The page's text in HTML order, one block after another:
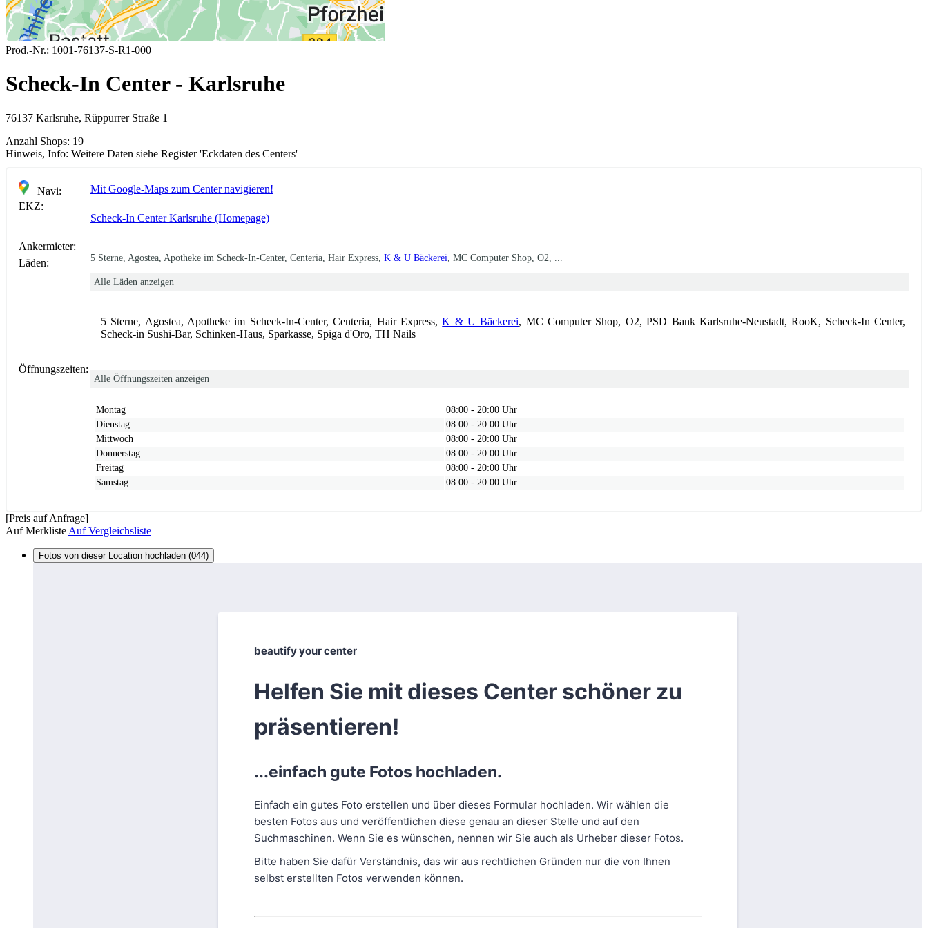
Prod.-Nr.: 1001-76137-S-R1-000
Scheck-In Center - Karlsruhe
76137 Karlsruhe, Rüppurrer Straße 1
Anzahl Shops: 19
Hinweis, Info: Weitere Daten siehe Register 'Eckdaten des Centers'
Navi:
Mit Google-Maps zum Center navigieren!
EKZ:
Scheck-In Center Karlsruhe (Homepage)
Ankermieter:
Läden:
5 Sterne, Agostea, Apotheke im Scheck-In-Center, Centeria, Hair Express, K & U Bäckerei , MC Computer Shop, O2, ...
Alle Läden anzeigen
5 Sterne, Agostea, Apotheke im Scheck-In-Center, Centeria, Hair Express,K & U Bäckerei, MC Computer Shop, O2, PSD Bank Karlsruhe-Neustadt, RooK, Scheck-In Center,
Scheck-in Sushi-Bar, Schinken-Haus, Sparkasse, Spiga d'Oro, TH Nails
Öffnungszeiten:
Alle Öffnungszeiten anzeigen
Montag
08:00 - 20:00 Uhr
Dienstag
08:00 - 20:00 Uhr
Mittwoch
08:00 - 20:00 Uhr
Donnerstag
08:00 - 20:00 Uhr
Freitag
08:00 - 20:00 Uhr
Samstag
08:00 - 20:00 Uhr
[Preis auf Anfrage]
Auf Merkliste Auf Vergleichsliste
Fotos von dieser Location hochladen (044)